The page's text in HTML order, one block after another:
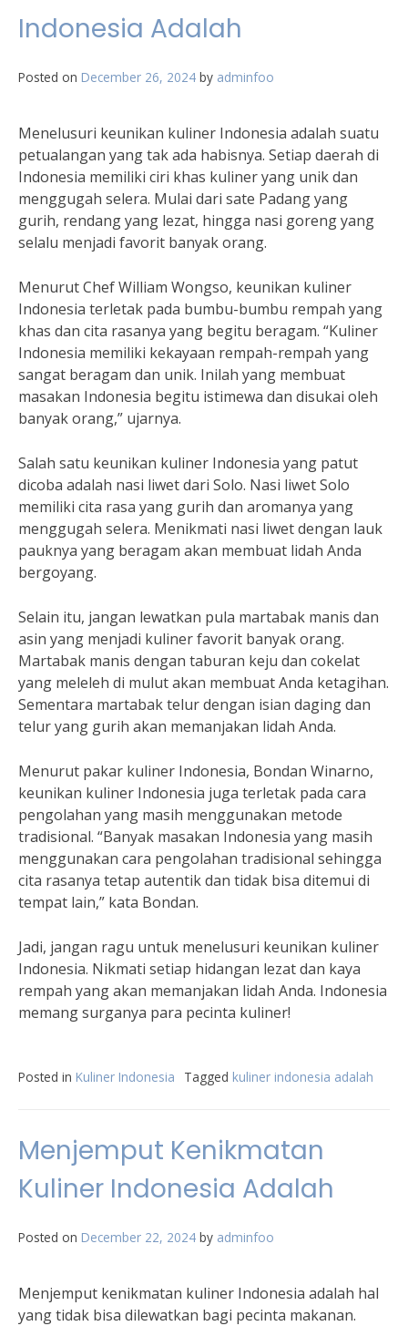
Indonesia Adalah
Posted on December 26, 2024 by adminfoo
Menelusuri keunikan kuliner Indonesia adalah suatu
petualangan yang tak ada habisnya. Setiap daerah di
Indonesia memiliki ciri khas kuliner yang unik dan
menggugah selera. Mulai dari sate Padang yang
gurih, rendang yang lezat, hingga nasi goreng yang
selalu menjadi favorit banyak orang.
Menurut Chef William Wongso, keunikan kuliner
Indonesia terletak pada bumbu-bumbu rempah yang
khas dan cita rasanya yang begitu beragam. “Kuliner
Indonesia memiliki kekayaan rempah-rempah yang
sangat beragam dan unik. Inilah yang membuat
masakan Indonesia begitu istimewa dan disukai oleh
banyak orang,” ujarnya.
Salah satu keunikan kuliner Indonesia yang patut
dicoba adalah nasi liwet dari Solo. Nasi liwet Solo
memiliki cita rasa yang gurih dan aromanya yang
menggugah selera. Menikmati nasi liwet dengan lauk
pauknya yang beragam akan membuat lidah Anda
bergoyang.
Selain itu, jangan lewatkan pula martabak manis dan
asin yang menjadi kuliner favorit banyak orang.
Martabak manis dengan taburan keju dan cokelat
yang meleleh di mulut akan membuat Anda ketagihan.
Sementara martabak telur dengan isian daging dan
telur yang gurih akan memanjakan lidah Anda.
Menurut pakar kuliner Indonesia, Bondan Winarno,
keunikan kuliner Indonesia juga terletak pada cara
pengolahan yang masih menggunakan metode
tradisional. “Banyak masakan Indonesia yang masih
menggunakan cara pengolahan tradisional sehingga
cita rasanya tetap autentik dan tidak bisa ditemui di
tempat lain,” kata Bondan.
Jadi, jangan ragu untuk menelusuri keunikan kuliner
Indonesia. Nikmati setiap hidangan lezat dan kaya
rempah yang akan memanjakan lidah Anda. Indonesia
memang surganya para pecinta kuliner!
Posted in Kuliner Indonesia Tagged kuliner indonesia adalah
Menjemput Kenikmatan
Kuliner Indonesia Adalah
Posted on December 22, 2024 by adminfoo
Menjemput kenikmatan kuliner Indonesia adalah hal
yang tidak bisa dilewatkan bagi pecinta makanan.